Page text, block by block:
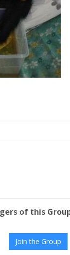
of this
Join the Group